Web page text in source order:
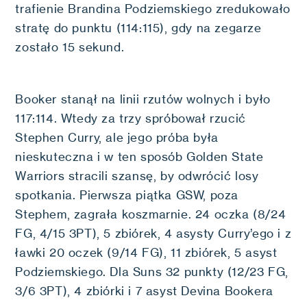
trafienie Brandina Podziemskiego zredukowało
stratę do punktu (114:115), gdy na zegarze
zostało 15 sekund.
Booker stanął na linii rzutów wolnych i było
117:114. Wtedy za trzy spróbował rzucić
Stephen Curry, ale jego próba była
nieskuteczna i w ten sposób Golden State
Warriors stracili szansę, by odwrócić losy
spotkania. Pierwsza piątka GSW, poza
Stephem, zagrała koszmarnie. 24 oczka (8/24
FG, 4/15 3PT), 5 zbiórek, 4 asysty Curry’ego i z
ławki 20 oczek (9/14 FG), 11 zbiórek, 5 asyst
Podziemskiego. Dla Suns 32 punkty (12/23 FG,
3/6 3PT), 4 zbiórki i 7 asyst Devina Bookera